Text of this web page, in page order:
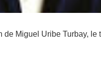
Miguel Uribe Turbay, le